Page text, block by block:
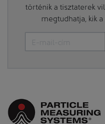
történik a tisztaterek
megtudhatja, kik a